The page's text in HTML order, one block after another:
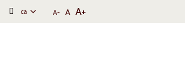
ca A- A A+